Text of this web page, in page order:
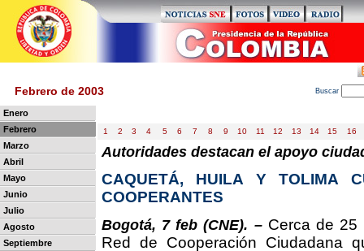
Febrero de 2003 Buscar
Enero
Febrero
Marzo
Abril
Mayo
Junio
Julio
Agosto
Septiembre
1 2 3 4 5 6 7 8 9 10 11 12 13 14 15 16
Autoridades destacan el apoyo
CAQUETÁ, HUILA Y TOLIMA
COOPERANTES
Bogotá, 7 feb (CNE). –Cerca de 25
Red de Cooperación Ciudadana